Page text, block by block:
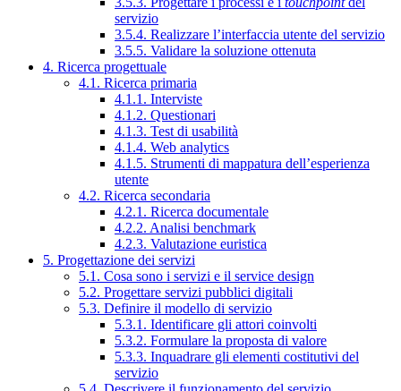
servizio
3.5.4. Realizzare l’interfaccia utente del servizio
3.5.5. Validare la soluzione ottenuta
4. Ricerca progettuale
4.1. Ricerca primaria
4.1.1. Interviste
4.1.2. Questionari
4.1.3. Test di usabilità
4.1.4. Web analytics
4.1.5. Strumenti di mappatura dell’esperienza
utente
4.2. Ricerca secondaria
4.2.1. Ricerca documentale
4.2.2. Analisi benchmark
4.2.3. Valutazione euristica
5. Progettazione dei servizi
5.1. Cosa sono i servizi e il service design
5.2. Progettare servizi pubblici digitali
5.3. Definire il modello di servizio
5.3.1. Identificare gli attori coinvolti
5.3.2. Formulare la proposta di valore
5.3.3. Inquadrare gli elementi costitutivi del
servizio